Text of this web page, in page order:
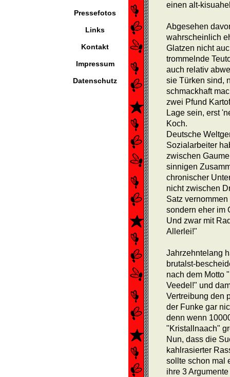
Pressefotos
Links
Kontakt
Impressum
Datenschutz
einen alt-
Abgesehen
wahrscheinlich
Glatzen nicht
trommelnde
auch relativ
sie Türken sind,
schmackhaft
zwei Pfund
Lage sein, erst
Koch.
Deutsche
Sozial­arbeiter
zwischen
sinnigen
chronischer
nicht zwischen
Satz
sondern eher im
Und zwar mit
Allerlei!"
Jahrzehntelang
brutalst-
nach dem Motto
Veedel!" und
Vertreibung den
der Funke gar
denn wenn
"Kristallnaach"
Nun, dass die
kahlrasierter
sollte schon mal
ihre 3